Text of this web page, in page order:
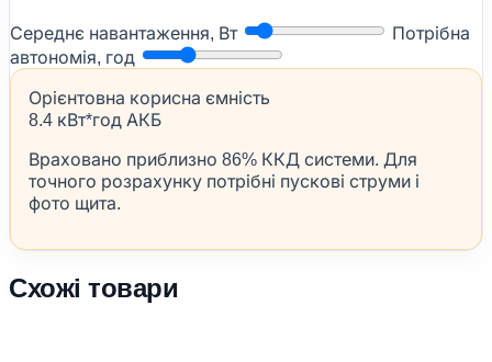
Середнє навантаження, Вт
Потрібна
автономія, год
Орієнтовна корисна ємність
8.4 кВт*год АКБ
Враховано приблизно 86% ККД системи. Для
точного розрахунку потрібні пускові струми і
фото щита.
Схожі товари